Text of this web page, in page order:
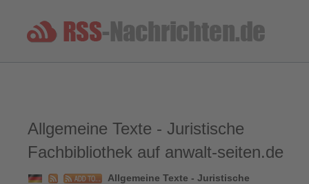
Allgemeine Texte - Juristische
Fachbibliothek auf anwalt-seiten.de
Allgemeine Texte - Juristische